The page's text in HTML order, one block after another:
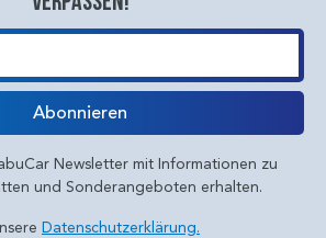
Abonnieren
Newsletter mit Informationen zu
und Sonderangeboten erhalten.
Datenschutzerklärung.